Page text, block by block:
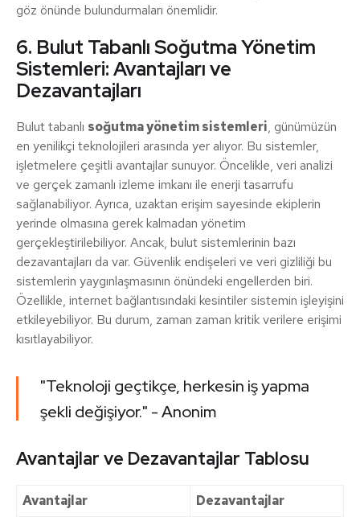
göz önünde bulundurmaları önemlidir.
6. Bulut Tabanlı Soğutma Yönetim
Sistemleri: Avantajları ve
Dezavantajları
Bulut tabanlı soğutma yönetim sistemleri, günümüzün
en yenilikçi teknolojileri arasında yer alıyor. Bu sistemler,
işletmelere çeşitli avantajlar sunuyor. Öncelikle, veri analizi
ve gerçek zamanlı izleme imkanı ile enerji tasarrufu
sağlanabiliyor. Ayrıca, uzaktan erişim sayesinde ekiplerin
yerinde olmasına gerek kalmadan yönetim
gerçekleştirilebiliyor. Ancak, bulut sistemlerinin bazı
dezavantajları da var. Güvenlik endişeleri ve veri gizliliği bu
sistemlerin yaygınlaşmasının önündeki engellerden biri.
Özellikle, internet bağlantısındaki kesintiler sistemin işleyişini
etkileyebiliyor. Bu durum, zaman zaman kritik verilere erişimi
kısıtlayabiliyor.
"Teknoloji geçtikçe, herkesin iş yapma
şekli değişiyor." - Anonim
Avantajlar ve Dezavantajlar Tablosu
Avantajlar
Dezavantajlar